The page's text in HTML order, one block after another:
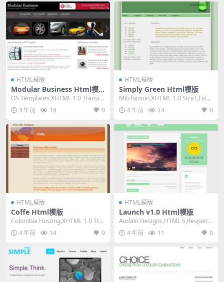
HTML模版
Modular Business Html模
版
OS Templates,XHTML 1.0 Transiti
onal,Fixe...
4 年前 18 0
HTML模版
Simply Green Html模版
Mitchinson,XHTML 1.0 Strict,Fixed
Width,...
4 年前 14 0
HTML模版
Coffe Html模版
Colombia Hosting,XHTML 1.0 Tra
nsitional,...
4 年前 14 0
HTML模版
Launch v1.0 Html模版
Audain Designs,HTML 5,Responsi
ve, 2 Colu...
4 年前 11 0